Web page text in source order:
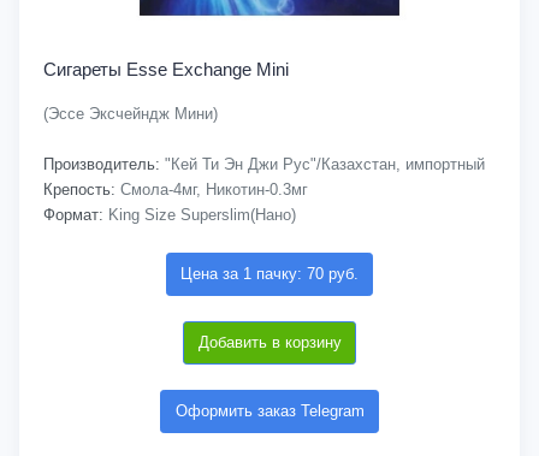
Сигареты Esse Exchange Mini
(Эссе Эксчейндж Мини)
Производитель: "Кей Ти Эн Джи Рус"/Казахстан, импортный
Крепость: Смола-4мг, Никотин-0.3мг
Формат: King Size Superslim(Нано)
Цена за 1 пачку: 70 руб.
Добавить в корзину
Оформить заказ Telegram